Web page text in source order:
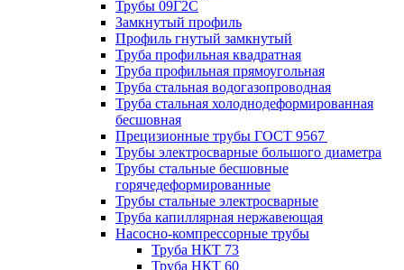
Трубы 09Г2С
Замкнутый профиль
Профиль гнутый замкнутый
Труба профильная квадратная
Труба профильная прямоугольная
Труба стальная водогазопроводная
Труба стальная холоднодеформированная
бесшовная
Прецизионные трубы ГОСТ 9567
Трубы электросварные большого диаметра
Трубы стальные бесшовные
горячедеформированные
Трубы стальные электросварные
Труба капиллярная нержавеющая
Насосно-компрессорные трубы
Труба НКТ 73
Труба НКТ 60